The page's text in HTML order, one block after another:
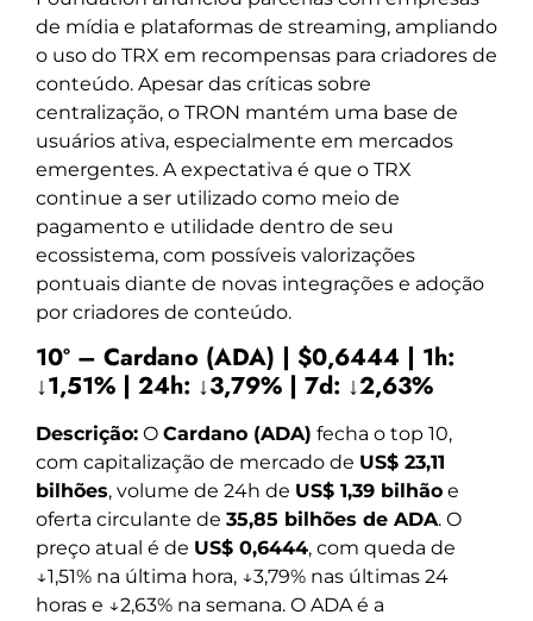
de mídia e plataformas de streaming, ampliando
o uso do TRX em recompensas para criadores de
conteúdo. Apesar das críticas sobre
centralização, o TRON mantém uma base de
usuários ativa, especialmente em mercados
emergentes. A expectativa é que o TRX
continue a ser utilizado como meio de
pagamento e utilidade dentro de seu
ecossistema, com possíveis valorizações
pontuais diante de novas integrações e adoção
por criadores de conteúdo.
10º – Cardano (ADA) | $0,6444 | 1h:
↓1,51% | 24h: ↓3,79% | 7d: ↓2,63%
Descrição: O Cardano (ADA) fecha o top 10,
com capitalização de mercado de US$ 23,11
bilhões, volume de 24h de US$ 1,39 bilhão e
oferta circulante de 35,85 bilhões de ADA. O
preço atual é de US$ 0,6444, com queda de
↓1,51% na última hora, ↓3,79% nas últimas 24
horas e ↓2,63% na semana. O ADA é a